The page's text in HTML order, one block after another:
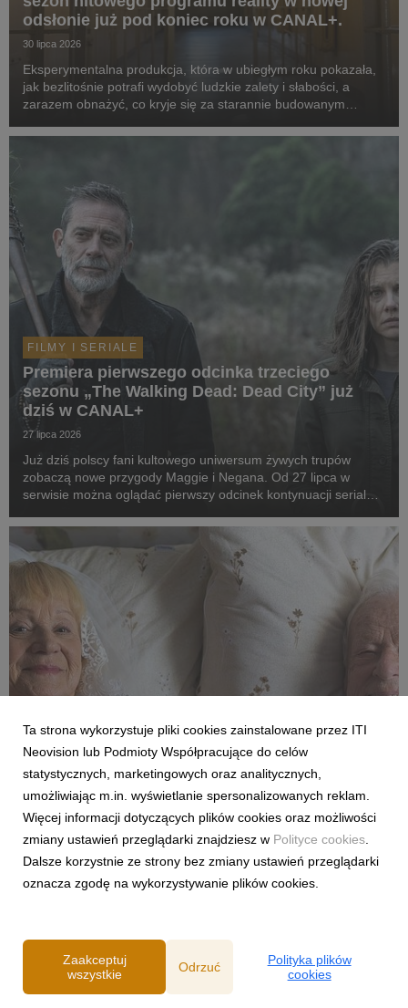
odsłonie już pod koniec roku w CANAL+.
30 lipca 2026
Eksperymentalna produkcja, która w ubiegłym roku pokazała,
jak bezlitośnie potrafi wydobyć ludzkie zalety i słabości, a
zarazem obnażyć, co kryje się za starannie budowanym
razem za więzienne kraty trafią kobiety. ...
FILMY I SERIALE
Premiera pierwszego odcinka trzeciego
sezonu „The Walking Dead: Dead City” już
dziś w CANAL+
27 lipca 2026
Już dziś polscy fani kultowego uniwersum żywych trupów
zobaczą nowe przygody Maggie i Negana. Od 27 lipca w
serwisie można oglądać pierwszy odcinek kontynuacji serialu,
FILMY I SERIALE
Szalona podróż, ślub i dalsze rodzinne
perypetie. Komediowy hit „Dalej jazda! 2” od
25 lipca w CANAL+
22 lipca 2026
Długo wyczekiwana kontynuacja kinowego przeboju „Dalej
jazda!” to ciepła, pełna humoru i wzruszeń opowieść o tym, że
na miłość, rodzinną bliskość oraz spełnianie marzeń nigdy nie
Ta strona wykorzystuje pliki cookies zainstalowane przez ITI
Neovision lub Podmioty Współpracujące do celów
statystycznych, marketingowych oraz analitycznych,
umożliwiając m.in. wyświetlanie spersonalizowanych reklam.
Więcej informacji dotyczących plików cookies oraz możliwości
zmiany ustawień przeglądarki znajdziesz w Polityce cookies
Dalsze korzystnie ze strony bez zmiany ustawień przeglądarki
oznacza zgodę na wykorzystywanie plików cookies.
Zaakceptuj
wszystkie
Odrzuć
Polityka plików
cookies